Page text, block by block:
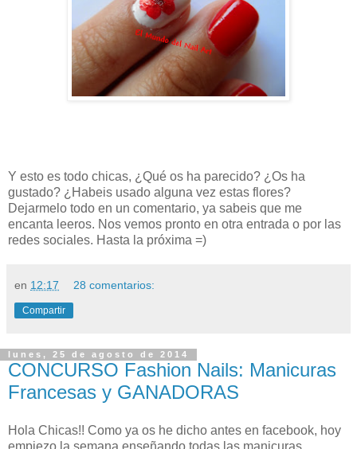
Y esto es todo chicas, ¿Qué os ha parecido? ¿Os ha
gustado? ¿Habeis usado alguna vez estas flores?
Dejarmelo todo en un comentario, ya sabeis que me
encanta leeros. Nos vemos pronto en otra entrada o por las
redes sociales. Hasta la próxima =)
en 12:17 28 comentarios:
Compartir
lunes, 25 de agosto de 2014
CONCURSO Fashion Nails: Manicuras
Francesas y GANADORAS
Hola Chicas!! Como ya os he dicho antes en facebook, hoy